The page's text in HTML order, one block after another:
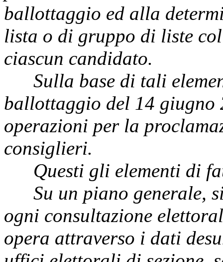
ballottaggio ed alla
lista o di gruppo di liste
ciascun candidato.
Sulla base di tali
ballottaggio del 14 giugno
operazioni per la
consiglieri.
Questi gli elementi di
Su un piano generale, si
ogni consultazione
opera attraverso i dati